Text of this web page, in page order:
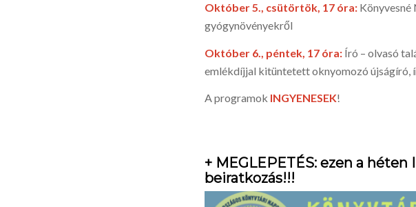
Október 5., csütörtök, 17 óra: Könyvesné
gyógynövényekről
Október 6., péntek, 17 óra: Író – olvasó
emlékdíjjal kitüntetett oknyomozó újságíró,
A programok INGYENESEK!
+ MEGLEPETÉS: ezen a
beiratkozás!!!